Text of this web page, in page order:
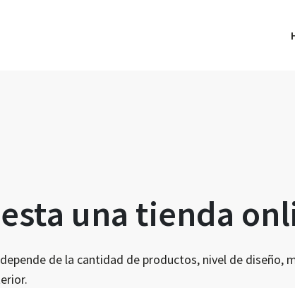
una tienda
de la cantidad de productos, nivel de diseño,